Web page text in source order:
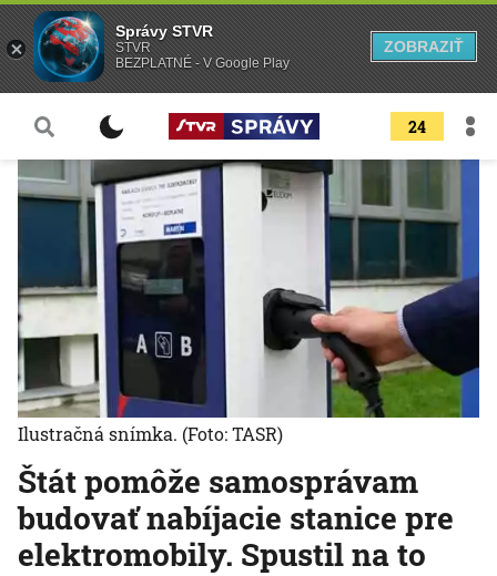
24
Štát pomôže samosprávam
budovať nabíjacie stanice pre
elektromobily. Spustil na to
Ilustračná snímka. (Foto: TASR)
Správy STVR
STVR
BEZPLATNÉ - V Google Play
ZOBRAZIŤ